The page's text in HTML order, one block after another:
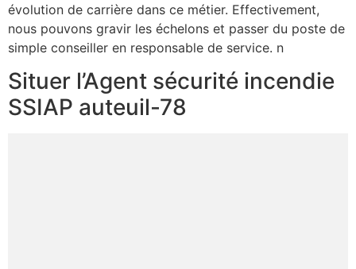
évolution de carrière dans ce métier. Effectivement,
nous pouvons gravir les échelons et passer du poste de
simple conseiller en responsable de service. n
Situer l’Agent sécurité incendie
SSIAP auteuil-78